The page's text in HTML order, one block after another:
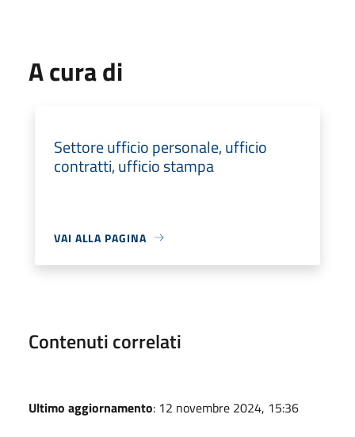
A cura di
Settore ufficio personale, ufficio
contratti, ufficio stampa
VAI ALLA PAGINA
Contenuti correlati
Ultimo aggiornamento: 12 novembre 2024, 15:36